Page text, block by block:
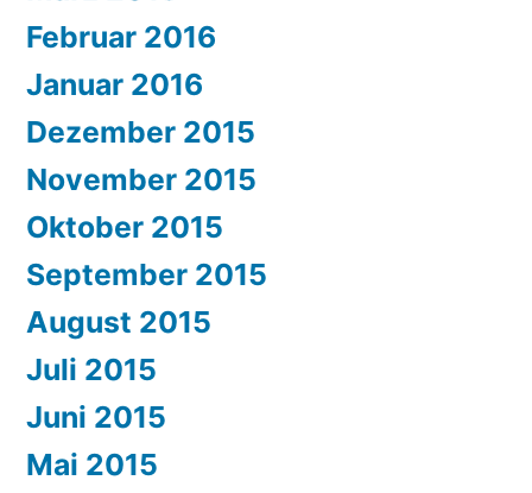
Februar 2016
Januar 2016
Dezember 2015
November 2015
Oktober 2015
September 2015
August 2015
Juli 2015
Juni 2015
Mai 2015